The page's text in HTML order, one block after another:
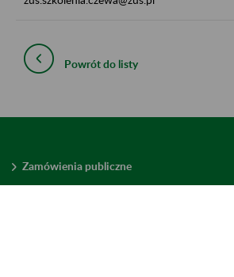
Powrót do listy
Zamówienia publiczne